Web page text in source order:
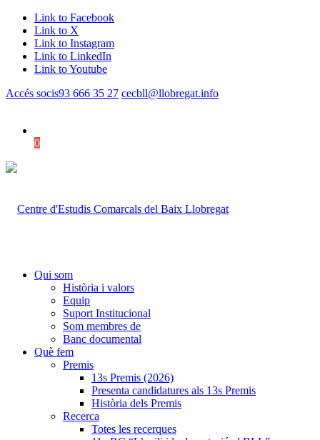
Link to Facebook
Link to X
Link to Instagram
Link to LinkedIn
Link to Youtube
Accés socis93 666 35 27 cecbll@llobregat.info
0
Qui som
Història i valors
Equip
Suport Institucional
Som membres de
Banc documental
Què fem
Premis
13s Premis (2026)
Presenta candidatures als 13s Premis
Història dels Premis
Recerca
Totes les recerques